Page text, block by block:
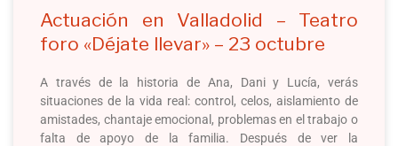
Actuación en Valladolid – Teatro
foro «Déjate llevar» – 23 octubre
A través de la historia de Ana, Dani y Lucía, verás
situaciones de la vida real: control, celos, aislamiento de
amistades, chantaje emocional, problemas en el trabajo o
falta de apoyo de la familia. Después de ver la